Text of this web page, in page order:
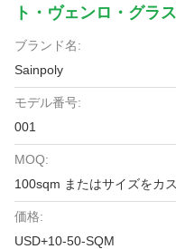
ト・ヴェンロ・グラ
ブランド名:
Sainpoly
モデル番号:
001
MOQ:
100sqm またはサイズをカ
価格:
USD+10-50-SQM